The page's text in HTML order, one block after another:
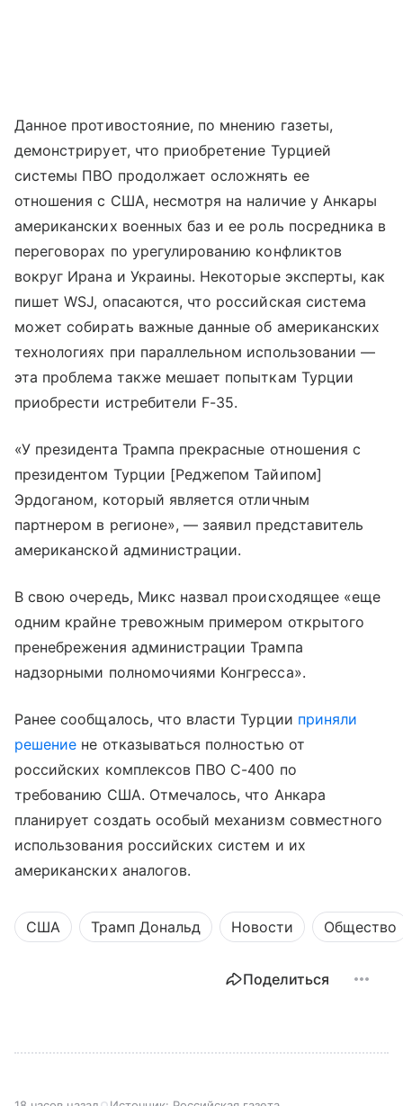
Данное противостояние, по мнению газеты,
демонстрирует, что приобретение Турцией
системы ПВО продолжает осложнять ее
отношения с США, несмотря на наличие у Анкары
американских военных баз и ее роль посредника в
переговорах по урегулированию конфликтов
вокруг Ирана и Украины. Некоторые эксперты, как
пишет WSJ, опасаются, что российская система
может собирать важные данные об американских
технологиях при параллельном использовании —
эта проблема также мешает попыткам Турции
приобрести истребители F-35.
«У президента Трампа прекрасные отношения с
президентом Турции [Реджепом Тайипом]
Эрдоганом, который является отличным
партнером в регионе», — заявил представитель
американской администрации.
В свою очередь, Микс назвал происходящее «еще
одним крайне тревожным примером открытого
пренебрежения администрации Трампа
надзорными полномочиями Конгресса».
Ранее сообщалось, что власти Турции приняли
решение не отказываться полностью от
российских комплексов ПВО С-400 по
требованию США. Отмечалось, что Анкара
планирует создать особый механизм совместного
использования российских систем и их
американских аналогов.
США Трамп Дональд Новости Общество
Поделиться